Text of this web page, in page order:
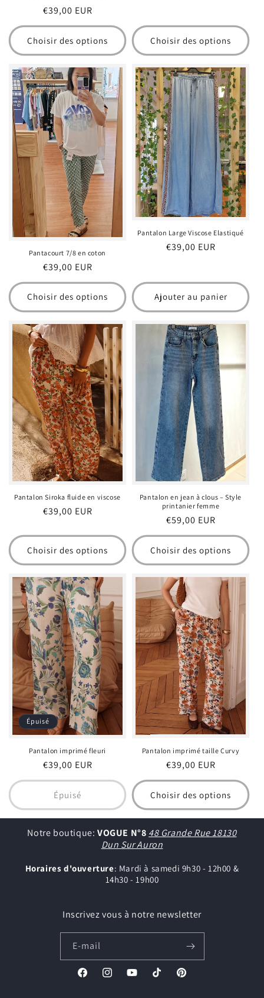
Prix
habituel
€39,00 EUR
Choisir des options Choisir des options
Pantacourt 7/8 en coton
Prix
habituel
€39,00 EUR
Choisir des options
Pantalon Large Viscose Elastiqué
Prix
€39,00 EUR
Ajouter au panier
Pantalon Siroka fluide en viscose
Prix
€39,00 EUR
Choisir des options
Pantalon en jean à clous – Style
printanier femme
Prix
habituel
€59,00 EUR
Choisir des options
Épuisé
Pantalon imprimé fleuri
Prix
habituel
€39,00 EUR
Épuisé
Pantalon imprimé taille Curvy
Prix
habituel
€39,00 EUR
Choisir des options
Notre boutique:VOGUE N°8 48 Grande Rue 18130
Dun Sur Auron
Horaires d'ouverture: Mardi à samedi 9h30 - 12h00 &
14h30 - 19h00
Inscrivez vous à notre newsletter
E-mail
FacebookInstagramYouTubeTikTok Pinterest